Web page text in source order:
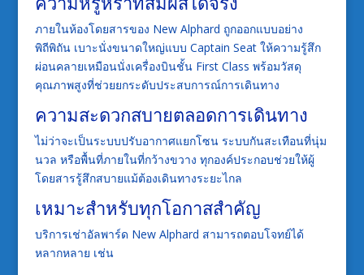
ภายในห้องโดยสารของ New Alphard ถูกออกแบบอย่าง
พิถีพิถัน เบาะนั่งขนาดใหญ่แบบ Captain Seat ให้ความรู้สึก
ผ่อนคลายเหมือนนั่งเครื่องบินชั้น First Class พร้อมวัสดุ
คุณภาพสูงที่ช่วยยกระดับประสบการณ์การเดินทาง
ความสะดวกสบายตลอดการเดินทาง
ไม่ว่าจะเป็นระบบปรับอากาศแยกโซน ระบบกันสะเทือนที่นุ่ม
นวล หรือพื้นที่ภายในที่กว้างขวาง ทุกองค์ประกอบช่วยให้ผู้
โดยสารรู้สึกสบายแม้ต้องเดินทางระยะไกล
เหมาะสำหรับทุกโอกาสสำคัญ
บริการเช่าอัลพาร์ด New Alphard สามารถตอบโจทย์ได้
หลากหลาย เช่น